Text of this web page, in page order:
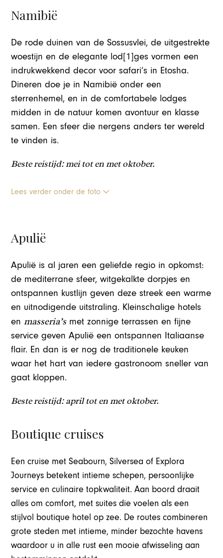
Namibië
De rode duinen van de Sossusvlei, de uitgestrekte
woestijn en de elegante lod[1]ges vormen een
indrukwekkend decor voor safari’s in Etosha.
Dineren doe je in Namibië onder een
sterrenhemel, en in de comfortabele lodges
midden in de natuur komen avontuur en klasse
samen. Een sfeer die nergens anders ter wereld
te vinden is.
Beste reistijd: mei tot en met oktober.
Lees verder onder de foto
Apulië
Apulië is al jaren een geliefde regio in opkomst:
de mediterrane sfeer, witgekalkte dorpjes en
ontspannen kustlijn geven deze streek een warme
en uitnodigende uitstraling. Kleinschalige hotels
enmasseria’smet zonnige terrassen en fijne
service geven Apulië een ontspannen Italiaanse
flair. En dan is er nog de traditionele keuken
waar het hart van iedere gastronoom sneller van
gaat kloppen.
Beste reistijd: april tot en met oktober.
Boutique cruises
Een cruise met Seabourn, Silversea of Explora
Journeys betekent intieme schepen, persoonlijke
service en culinaire topkwaliteit. Aan boord draait
alles om comfort, met suites die voelen als een
stijlvol boutique hotel op zee. De routes combineren
grote steden met intieme, minder bezochte havens
waardoor u in alle rust een mooie afwisseling aan